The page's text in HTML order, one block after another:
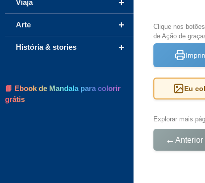
Clique nos
de Ação de
Eu
Explorar mais
← Anterior
+
Viaja
+
Arte
+
História & stories
📘 Ebook de Mandala para colorir
grátis